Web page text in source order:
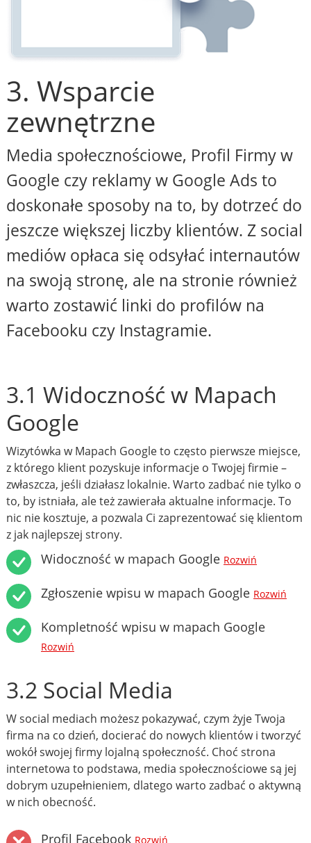
3. Wsparcie
zewnętrzne
Media społecznościowe, Profil Firmy w
Google czy reklamy w Google Ads to
doskonałe sposoby na to, by dotrzeć do
jeszcze większej liczby klientów. Z social
mediów opłaca się odsyłać internautów
na swoją stronę, ale na stronie również
warto zostawić linki do profilów na
Facebooku czy Instagramie.
3.1 Widoczność w Mapach
Google
Wizytówka w Mapach Google to często pierwsze miejsce,
z którego klient pozyskuje informacje o Twojej firmie –
zwłaszcza, jeśli działasz lokalnie. Warto zadbać nie tylko o
to, by istniała, ale też zawierała aktualne informacje. To
nic nie kosztuje, a pozwala Ci zaprezentować się klientom
z jak najlepszej strony.
Widoczność w mapach Google Rozwiń
Zgłoszenie wpisu w mapach Google Rozwiń
Kompletność wpisu w mapach Google
Rozwiń
3.2 Social Media
W social mediach możesz pokazywać, czym żyje Twoja
firma na co dzień, docierać do nowych klientów i tworzyć
wokół swojej firmy lojalną społeczność. Choć strona
internetowa to podstawa, media społecznościowe są jej
dobrym uzupełnieniem, dlatego warto zadbać o aktywną
w nich obecność.
Profil Facebook